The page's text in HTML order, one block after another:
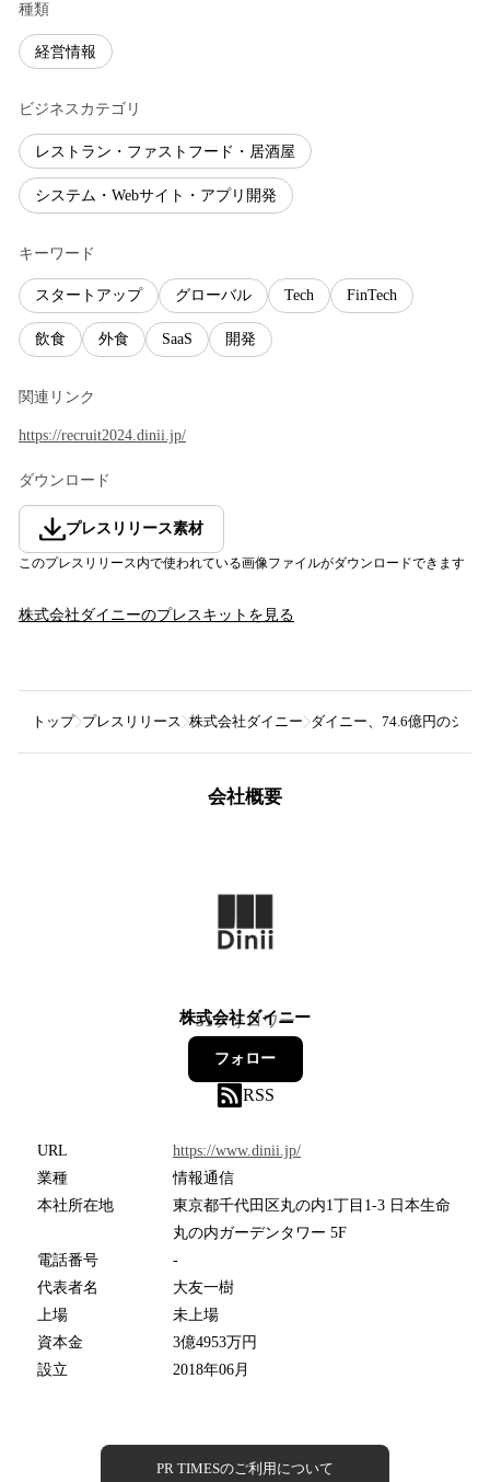
種類
経営情報
ビジネスカテゴリ
レストラン・ファストフード・居酒屋
システム・Webサイト・アプリ開発
キーワード
スタートアップ グローバル Tech FinTech
飲食 外食 SaaS 開発
関連リンク
https://recruit2024.dinii.jp/
ダウンロード
プレスリリース素材
このプレスリリース内で使われている画像ファイルがダウンロードできます
株式会社ダイニーのプレスキットを見る
トップ プレスリリース 株式会社ダイニー ダイニー、74.6億円のシリ
会社概要
株式会社ダイニー
51フォロワー
フォロー
RSS
URL
https://www.dinii.jp/
業種
情報通信
本社所在地
東京都千代田区丸の内1丁目1-3 日本生命
丸の内ガーデンタワー 5F
電話番号
-
代表者名
大友一樹
上場
未上場
資本金
3億4953万円
設立
2018年06月
PR TIMESのご利用について